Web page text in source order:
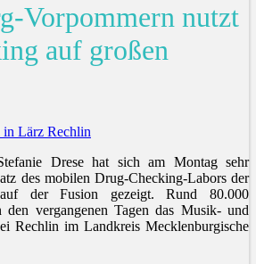
Vorpommern nutzt
auf großen
Drese hat sich am Montag sehr
des mobilen Drug-Checking-Labors der
der Fusion gezeigt. Rund 80.000
den vergangenen Tagen das Musik- und
Rechlin im Landkreis Mecklenburgische